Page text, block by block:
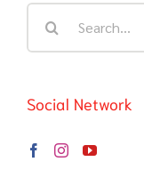
Social Network